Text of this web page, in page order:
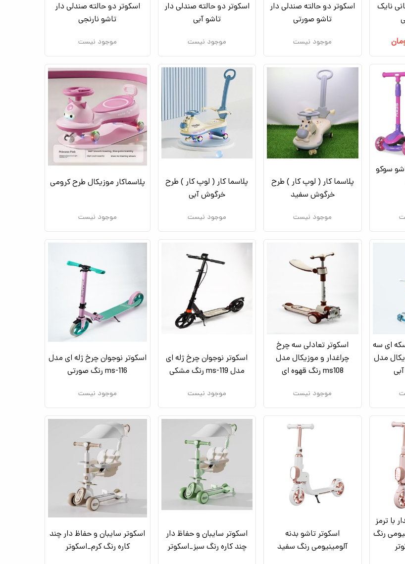
نایک
اسکوتر دو حالته صندلی دار
تاشو صورتی
موجود نیست
اسکوتر دو حالته صندلی دار
تاشو آبی
موجود نیست
اسکوتر دو حالته صندلی دار
تاشو نارنجی
موجود نیست
سوکو
پلاسما کار ( لوپ کار ) طرح
خرگوش سفید
موجود نیست
پلاسما کار ( لوپ کار ) طرح
خرگوش آبی
موجود نیست
پلاسماکار موزیکال طرح کرومی
موجود نیست
ای سه
مدل
اسکوتر تعادلی سه چرخ
چراغدار و موزیکال مدل
ms108 رنگ قهوه ای
موجود نیست
اسکوتر نوجوان چرخ ژله ای
مدل ms-119 رنگ مشکی
موجود نیست
اسکوتر نوجوان چرخ ژله ای مدل
ms-116 رنگ صورتی
موجود نیست
با ترمز
رنگ
اسکوتر تاشو بدنه
آلومینیومی رنگ سفید
اسکوتر سایبان و حفاظ دار
چند کاره رنگ سبز_اسکوتر
اسکوتر سایبان و حفاظ دار چند
کاره رنگ کرم_اسکوتر